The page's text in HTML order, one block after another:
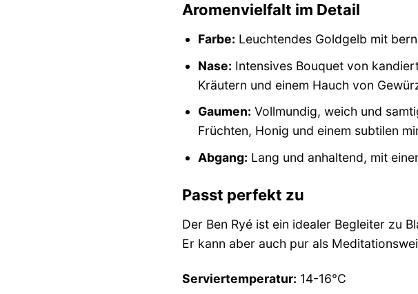
Aromenvielfalt im Detail
Farbe: Leuchtendes Goldgelb mit
Nase: Intensives Bouquet von
Kräutern und einem Hauch von
Gaumen: Vollmundig, weich und
Früchten, Honig und einem subtilen
Abgang: Lang und anhaltend, mit
Passt perfekt zu
Der Ben Ryé ist ein idealer Begleiter zu
Er kann aber auch pur als
Serviertemperatur: 14-16°C